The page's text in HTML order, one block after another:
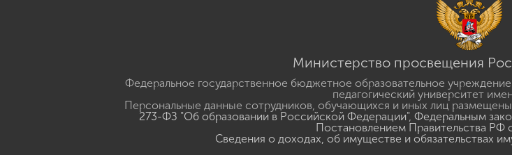
Министерство просвещения
Федеральное государственное бюджетное образовательное
педагогический университет
Персональные данные сотрудников, обучающихся и иных лиц
273-ФЗ "Об образовании в Российской Федерации", Федеральным
Постановлением Правительства
Сведения о доходах, об имуществе и обязательствах